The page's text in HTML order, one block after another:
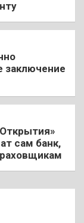
заключение
сам банк,